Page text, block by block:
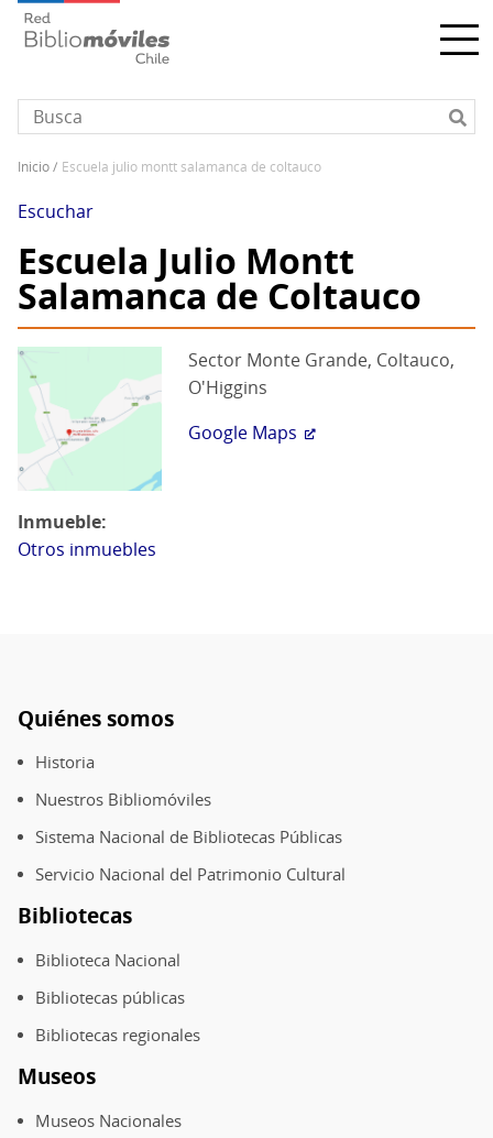
Pasar
principal
Sobrescribir
enlaces
de
ayuda
a
la
navegación
inicio escuela julio montt salamanca de coltauco
Escuchar
Escuela Julio Montt
Salamanca de Coltauco
Inmueble
Otros inmuebles
Sector Monte Grande, Coltauco,
O'Higgins
Google Maps
Pie
de
página
Quiénes somos
Historia
Nuestros Bibliomóviles
Sistema Nacional de Bibliotecas Públicas
Servicio Nacional del Patrimonio Cultural
Bibliotecas
Biblioteca Nacional
Bibliotecas públicas
Bibliotecas regionales
Museos
Museos Nacionales